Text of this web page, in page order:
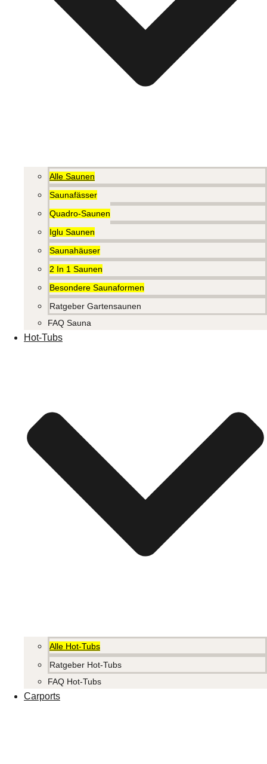
Alle Saunen
Saunafässer
Quadro-Saunen
Iglu Saunen
Saunahäuser
2 In 1 Saunen
Besondere Saunaformen
Ratgeber Gartensaunen
FAQ Sauna
Hot-Tubs
Alle Hot-Tubs
Ratgeber Hot-Tubs
FAQ Hot-Tubs
Carports